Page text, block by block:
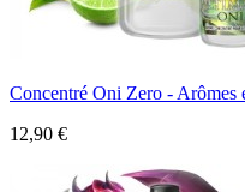
Concentré Oni Zero - Arômes
12,90 €